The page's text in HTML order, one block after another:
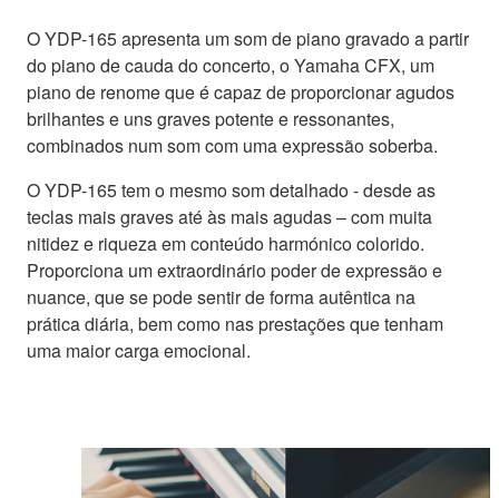
O YDP-165 apresenta um som de piano gravado a partir
do piano de cauda do concerto, o Yamaha CFX, um
piano de renome que é capaz de proporcionar agudos
brilhantes e uns graves potente e ressonantes,
combinados num som com uma expressão soberba.
O YDP-165 tem o mesmo som detalhado - desde as
teclas mais graves até às mais agudas – com muita
nitidez e riqueza em conteúdo harmónico colorido.
Proporciona um extraordinário poder de expressão e
nuance, que se pode sentir de forma autêntica na
prática diária, bem como nas prestações que tenham
uma maior carga emocional.